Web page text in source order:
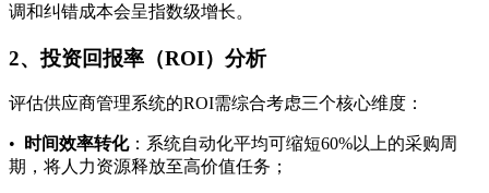
调和纠错成本会呈指数级增长。
2、投资回报率（ROI）分析
评估供应商管理系统的ROI需综合考虑三个核心维度：
• 时间效率转化：系统自动化平均可缩短60%以上的采购周
期，将人力资源释放至高价值任务；